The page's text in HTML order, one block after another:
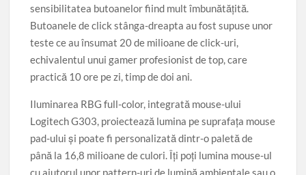
sensibilitatea butoanelor fiind mult îmbunătăţită.
Butoanele de click stânga-dreapta au fost supuse unor
teste ce au însumat 20 de milioane de click-uri,
echivalentul unui gamer profesionist de top, care
practică 10 ore pe zi, timp de doi ani.
Iluminarea RBG full-color, integrată mouse-ului
Logitech G303, proiectează lumina pe suprafaţa mouse
pad-ului şi poate fi personalizată dintr-o paletă de
până la 16,8 milioane de culori. Îţi poţi lumina mouse-ul
cu ajutorul unor pattern-uri de lumină ambientale sau o